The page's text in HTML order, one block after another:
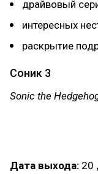
драйвовый
интересных
раскрытие
Соник 3
Sonic the
Дата выхода: 20